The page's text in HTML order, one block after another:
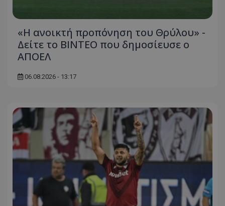
«Η ανοικτή προπόνηση του Θρύλου» -
Δείτε το ΒΙΝΤΕΟ που δημοσίευσε ο
ΑΠΟΕΛ
06.08.2026 - 13:17